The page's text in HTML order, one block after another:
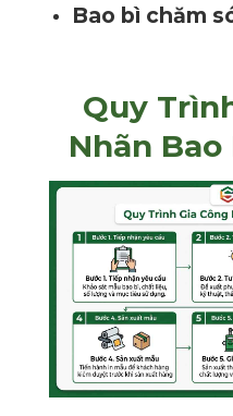
Bao bì chăm
Quy
Nhãn